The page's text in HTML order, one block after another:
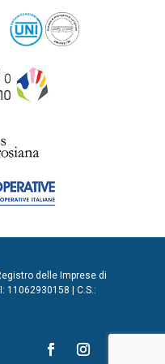
delle Imprese di
11062930158 | C.S.: